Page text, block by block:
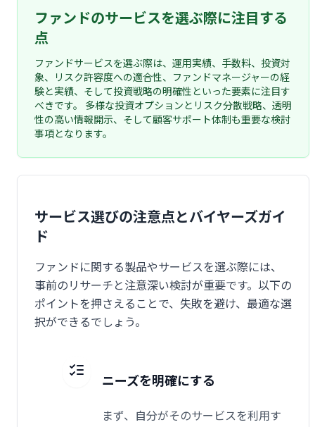
ファンドのサービスを選ぶ際に注目する
点
ファンドサービスを選ぶ際は、運用実績、手数料、投資対
象、リスク許容度への適合性、ファンドマネージャーの経
験と実績、そして投資戦略の明確性といった要素に注目す
べきです。 多様な投資オプションとリスク分散戦略、透明
性の高い情報開示、そして顧客サポート体制も重要な検討
事項となります。
サービス選びの注意点とバイヤーズガイ
ド
ファンドに関する製品やサービスを選ぶ際には、
事前のリサーチと注意深い検討が重要です。以下の
ポイントを押さえることで、失敗を避け、最適な選
択ができるでしょう。
ニーズを明確にする
まず、自分がそのサービスを利用す